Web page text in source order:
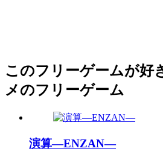
このフリーゲームが好
メのフリーゲーム
演算―ENZAN―